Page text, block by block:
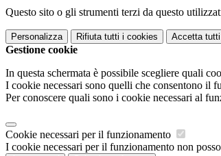
Questo sito o gli strumenti terzi da questo
Personalizza Rifiuta tutti i cookies Accetta tutti
Gestione cookie
In questa schermata è possibile scegliere quali
I cookie necessari sono quelli che consentono il
Per conoscere quali sono i cookie necessari al
Cookie necessari per il funzionamento
I cookie necessari per il funzionamento non